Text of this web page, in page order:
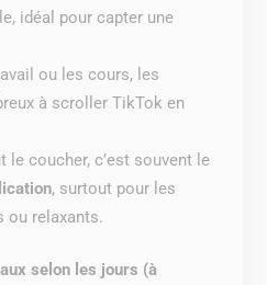
idéal pour capter une
ou les cours, les
à scroller TikTok en
le coucher, c’est souvent le
, surtout pour les
ou relaxants.
selon les jours (à